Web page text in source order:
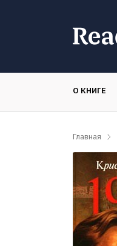
О КНИГЕ
Главная